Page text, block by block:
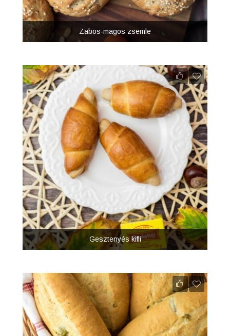
Zabos-magos zsemle
Gesztenyés kifli